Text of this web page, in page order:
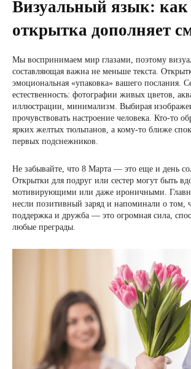
Визуальный язык: как
открытка дополняет
Мы воспринимаем мир глазами, поэтому
составляющая важна не меньше текста.
эмоциональная «упаковка» вашего послания.
естественность: фотографии живых цветов,
иллюстрации, минимализм. Выбирая
прочувствовать настроение человека. Кто-то
ярких желтых тюльпанов, а кому-то ближе
первых подснежников.
Не забывайте, что 8 Марта — это еще и день
Открытки для подруг или сестер могут быть
мотивирующими или даже ироничными.
несли позитивный заряд и напоминали о том,
поддержка и дружба — это огромная сила,
любые преграды.